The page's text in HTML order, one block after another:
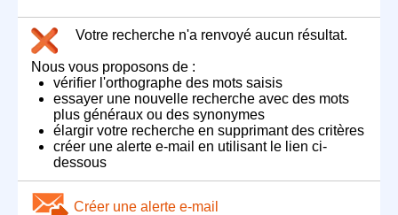
Votre recherche n'a renvoyé aucun résultat.
Nous vous proposons de :
vérifier l'orthographe des mots saisis
essayer une nouvelle recherche avec des mots
plus généraux ou des synonymes
élargir votre recherche en supprimant des critères
créer une alerte e-mail en utilisant le lien ci-
dessous
Créer une alerte e-mail